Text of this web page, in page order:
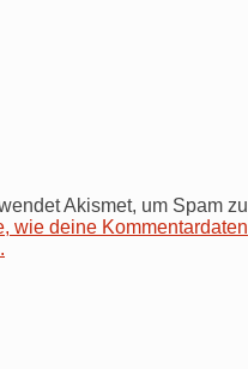
Akismet, um Spam zu
wie deine Kommentardaten